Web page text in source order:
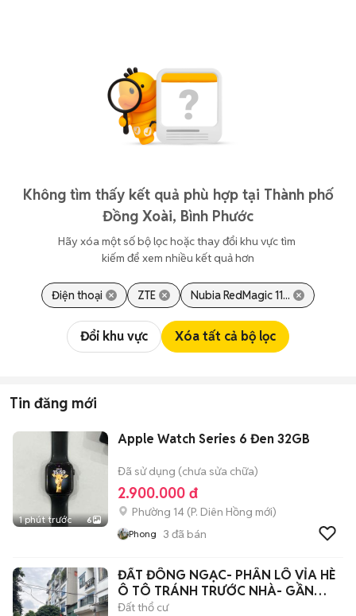
Không tìm thấy kết quả phù hợp tại Thành phố
Đồng Xoài, Bình Phước
Hãy xóa một số bộ lọc hoặc thay đổi khu vực tìm
kiếm để xem nhiều kết quả hơn
Điện thoại ZTE Nubia RedMagic 11...
Đổi khu vực Xóa tất cả bộ lọc
Tin đăng mới
1 phút trước 6
Apple Watch Series 6 Đen 32GB
Đã sử dụng (chưa sửa chữa)
2.900.000 đ
Phường 14 (P. Diên Hồng mới)
Phong 3 đã bán
ĐẤT ĐÔNG NGẠC- PHÂN LÔ VỈA HÈ
Ô TÔ TRÁNH TRƯỚC NHÀ- GẦN
TRƯỜNG, CHỢ.
Đất thổ cư